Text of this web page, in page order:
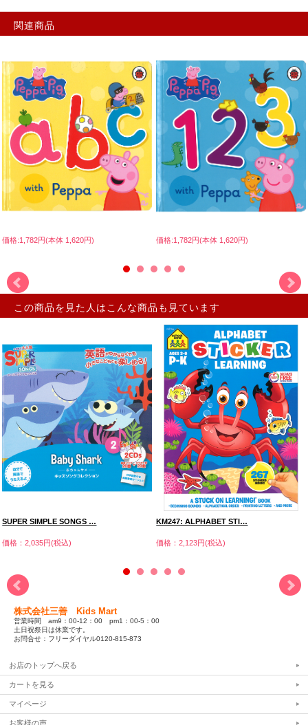
関連商品
価格:1,782円(本体 1,620円) 価格:1,782円(本体 1,620円)
この商品を見た人はこんな商品も見ています
SUPER SIMPLE SONGS …
価格：2,035円(税込)
KM247: ALPHABET STI…
価格：2,123円(税込)
株式会社三善 Kids Mart
営業時間 am9：00-12：00 pm1：00-5：00
土日祝祭日は休業です。
お問合せ：フリーダイヤル0120-815-873
お店のトップへ戻る
カートを見る
マイページ
お客様の声